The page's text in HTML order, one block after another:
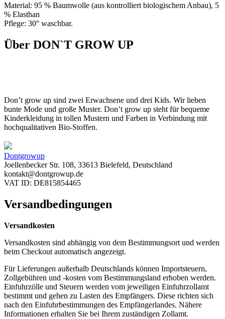
Material: 95 % Baumwolle (aus kontrolliert biologischem Anbau), 5
% Elasthan
Pflege: 30° waschbar.
Über DON`T GROW UP
Don’t grow up sind zwei Erwachsene und drei Kids. Wir lieben
bunte Mode und große Muster. Don’t grow up steht für bequeme
Kinderkleidung in tollen Mustern und Farben in Verbindung mit
hochqualitativen Bio-Stoffen.
Dontgrowup
Joellenbecker Str. 108, 33613 Bielefeld, Deutschland
kontakt@dontgrowup.de
VAT ID: DE815854465
Versandbedingungen
Versandkosten
Versandkosten sind abhängig von dem Bestimmungsort und werden
beim Checkout automatisch angezeigt.
Für Lieferungen außerhalb Deutschlands können Importsteuern,
Zollgebühren und -kosten vom Bestimmungsland erhoben werden.
Einfuhrzölle und Steuern werden vom jeweiligen Einfuhrzollamt
bestimmt und gehen zu Lasten des Empfängers. Diese richten sich
nach den Einfuhrbestimmungen des Empfängerlandes. Nähere
Informationen erhalten Sie bei Ihrem zuständigen Zollamt.